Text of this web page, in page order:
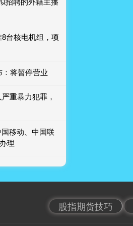
台核电机组，项
将暂停营业
重暴力犯罪，
移动、中国联
理
股指期货技巧